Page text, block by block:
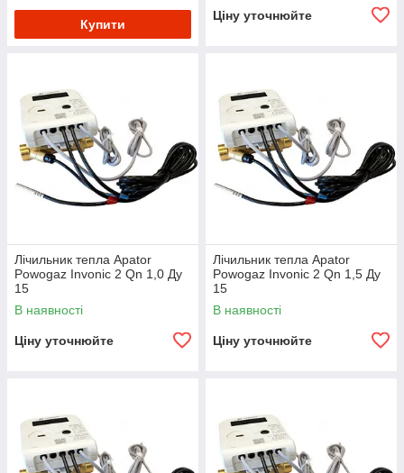
Купити
Ціну уточнюйте
Лічильник тепла Apator
Powogaz Invonic 2 Qn 1,0 Ду
15
В наявності
Ціну уточнюйте
Лічильник тепла Apator
Powogaz Invonic 2 Qn 1,5 Ду
15
В наявності
Ціну уточнюйте